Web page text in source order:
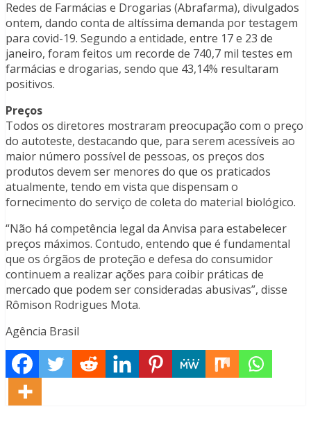
Redes de Farmácias e Drogarias (Abrafarma), divulgados
ontem, dando conta de altíssima demanda por testagem
para covid-19. Segundo a entidade, entre 17 e 23 de
janeiro, foram feitos um recorde de 740,7 mil testes em
farmácias e drogarias, sendo que 43,14% resultaram
positivos.
Preços
Todos os diretores mostraram preocupação com o preço
do autoteste, destacando que, para serem acessíveis ao
maior número possível de pessoas, os preços dos
produtos devem ser menores do que os praticados
atualmente, tendo em vista que dispensam o
fornecimento do serviço de coleta do material biológico.
“Não há competência legal da Anvisa para estabelecer
preços máximos. Contudo, entendo que é fundamental
que os órgãos de proteção e defesa do consumidor
continuem a realizar ações para coibir práticas de
mercado que podem ser consideradas abusivas”, disse
Rômison Rodrigues Mota.
Agência Brasil